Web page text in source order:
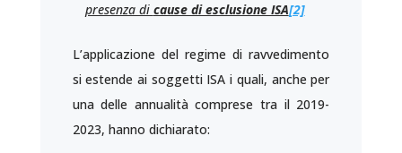
presenza di cause di esclusione ISA[2]
L’applicazione del regime di ravvedimento
si estende ai soggetti ISA i quali, anche per
una delle annualità comprese tra il 2019-
2023, hanno dichiarato: